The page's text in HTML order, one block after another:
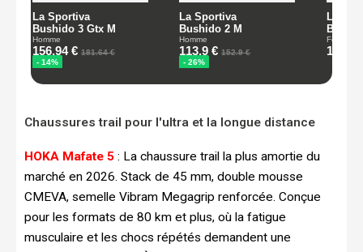
Chaussures trail pour l'ultra et la longue distance
HOKA Mafate 5 : La chaussure trail la plus amortie du
marché en 2026. Stack de 45 mm, double mousse
CMEVA, semelle Vibram Megagrip renforcée. Conçue
pour les formats de 80 km et plus, où la fatigue
musculaire et les chocs répétés demandent une